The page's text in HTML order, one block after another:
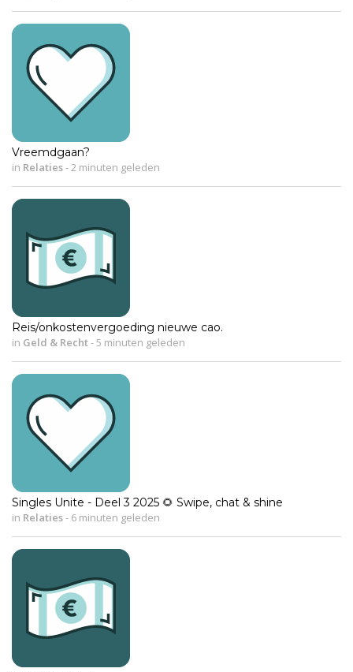
Vreemdgaan?
in Relaties- 2 minuten geleden
Reis/onkostenvergoeding nieuwe cao.
in Geld & Recht-5 minuten geleden
Singles Unite - Deel 3 2025 🌻 Swipe, chat & shine
in Relaties- 6 minuten geleden